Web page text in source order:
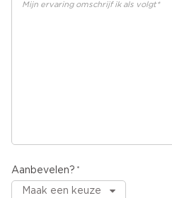
Aanbevelen?